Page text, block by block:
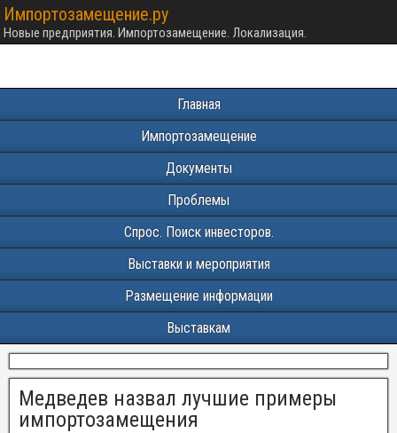
Импортозамещение.ру
Новые предприятия. Импортозамещение. Локализация.
Главная
Импортозамещение
Документы
Проблемы
Спрос. Поиск инвесторов.
Выставки и мероприятия
Размещение информации
Выставкам
Медведев назвал лучшие примеры
импортозамещения